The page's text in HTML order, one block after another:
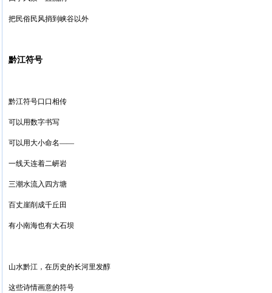
把民俗民风捎到峡谷以外
黔江符号
黔江符号口口相传
可以用数字书写
可以用大小命名——
一线天连着二岍岩
三潮水流入四方塘
百丈崖削成千丘田
有小南海也有大石坝
山水黔江，在历史的长河里发醇
这些诗情画意的符号